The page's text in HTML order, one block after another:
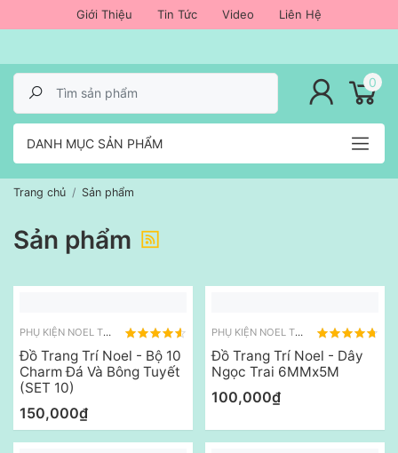
Giới Thiệu Tin Tức Video Liên Hệ
DANH MỤC SẢN PHẨM
0
Trang chủ Sản phẩm
Sản phẩm
PHỤ KIỆN NOEL TREO
Đồ Trang Trí Noel - Bộ 10
Charm Đá Và Bông Tuyết
(SET 10)
150,000₫
PHỤ KIỆN NOEL TREO
Đồ Trang Trí Noel - Dây
Ngọc Trai 6MMx5M
100,000₫